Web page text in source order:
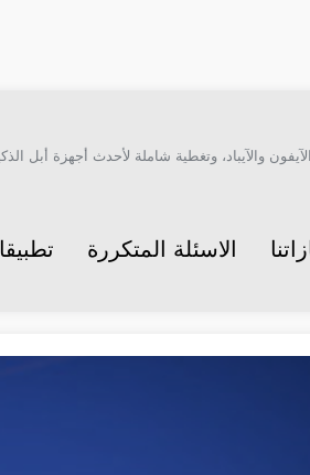
والآيباد، وتغطية شاملة لأحدث أجهزة أبل
الاسئلة المتكررة